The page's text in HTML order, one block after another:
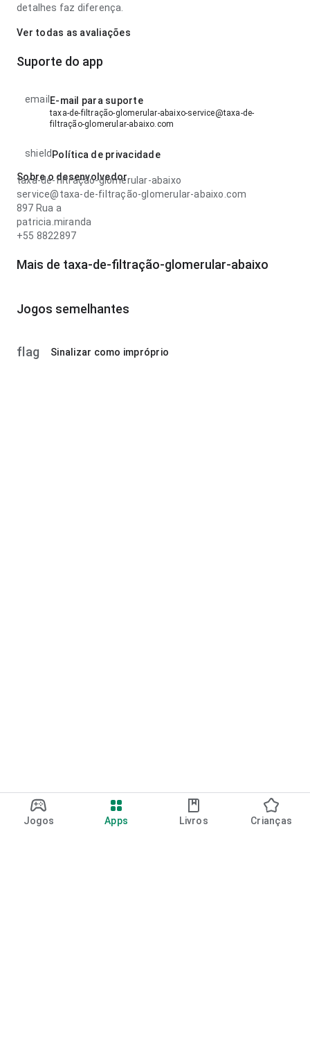
Jogos Apps Livros Crianças
detalhes faz diferença.
Ver todas as avaliações
Suporte do app
email E-mail para suporte
taxa-de-filtração-glomerular-abaixo-service@taxa-de-
filtração-glomerular-abaixo.com
shield Política de privacidade
Sobre o desenvolvedor
taxa-de-filtração-glomerular-abaixo
service@taxa-de-filtração-glomerular-abaixo.com
897 Rua a
patricia.miranda
+55 8822897
Mais de taxa-de-filtração-glomerular-abaixo
Jogos semelhantes
flag Sinalizar como impróprio